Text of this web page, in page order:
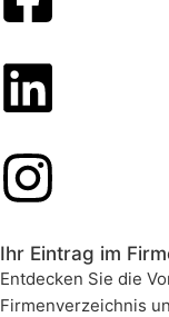
Ihr Eintrag im
Entdecken Sie die
Firmenverzeichnis